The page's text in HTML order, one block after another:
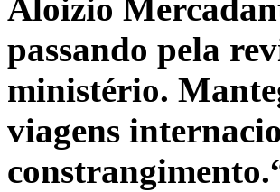
Aloizio
passando pela
ministério.
viagens